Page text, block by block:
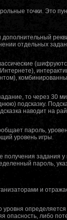
точки. Это
отдельных
то через 30
подсказку.
наводит на
пароль,
уровень игры.
задания
пароль,
и
уровня
опасность, либо